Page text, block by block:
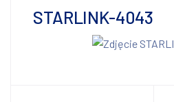
STARLINK-4043